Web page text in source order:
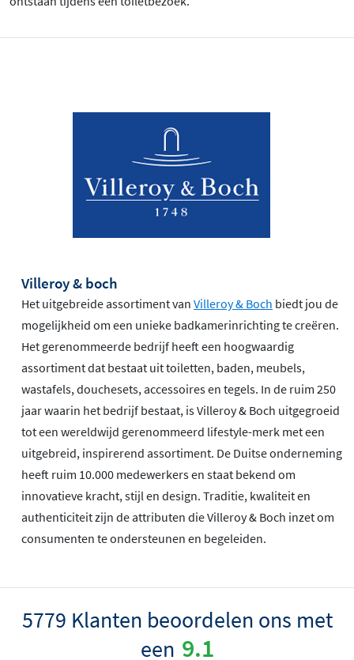
Villeroy & boch
Het uitgebreide assortiment van Villeroy & Boch biedt jou de
mogelijkheid om een unieke badkamerinrichting te creëren.
Het gerenommeerde bedrijf heeft een hoogwaardig
assortiment dat bestaat uit toiletten, baden, meubels,
wastafels, douchesets, accessoires en tegels. In de ruim 250
jaar waarin het bedrijf bestaat, is Villeroy & Boch uitgegroeid
tot een wereldwijd gerenommeerd lifestyle-merk met een
uitgebreid, inspirerend assortiment. De Duitse onderneming
heeft ruim 10.000 medewerkers en staat bekend om
innovatieve kracht, stijl en design. Traditie, kwaliteit en
authenticiteit zijn de attributen die Villeroy & Boch inzet om
consumenten te ondersteunen en begeleiden.
5779 Klanten beoordelen ons met
een 9.1